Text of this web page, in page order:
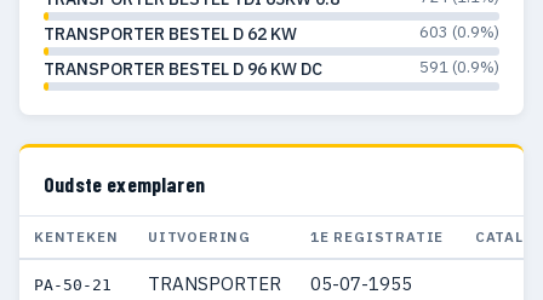
TRANSPORTER BESTEL D 62 KW 603 (0.9%)
TRANSPORTER BESTEL D 96 KW DC 591 (0.9%)
Oudste exemplaren
KENTEKEN UITVOERING 1E REGISTRATIE
PA-50-21 TRANSPORTER 05-07-1955